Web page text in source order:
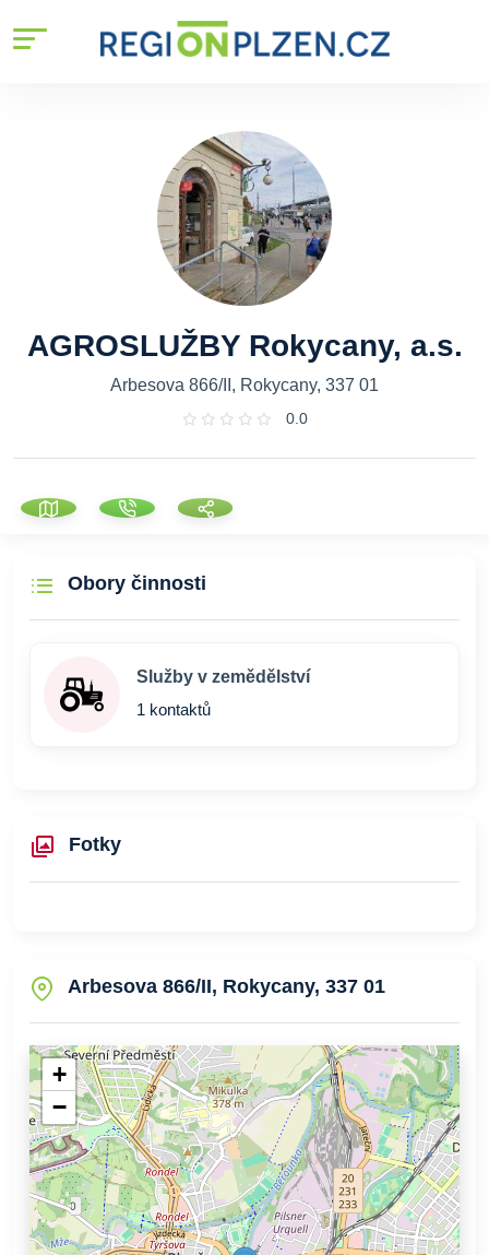
AGROSLUŽBY Rokycany, a.s.
Arbesova 866/II, Rokycany, 337 01
0.0
Obory činnosti
Služby v zemědělství
1 kontaktů
Fotky
Arbesova 866/II, Rokycany, 337 01
+
−